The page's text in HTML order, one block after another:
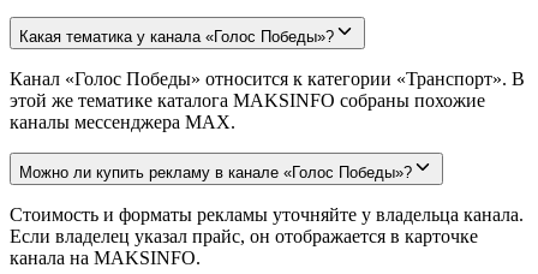
Какая тематика у канала «Голос Победы»?
Канал «Голос Победы» относится к категории «Транспорт». В
этой же тематике каталога MAKSINFO собраны похожие
каналы мессенджера MAX.
Можно ли купить рекламу в канале «Голос Победы»?
Стоимость и форматы рекламы уточняйте у владельца канала.
Если владелец указал прайс, он отображается в карточке
канала на MAKSINFO.